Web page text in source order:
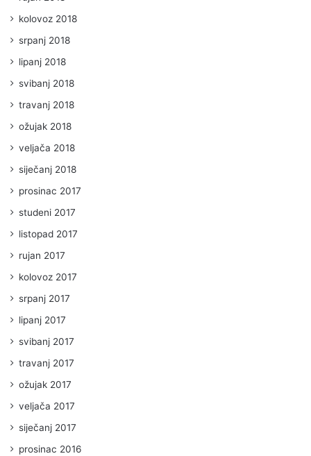
kolovoz 2018
srpanj 2018
lipanj 2018
svibanj 2018
travanj 2018
ožujak 2018
veljača 2018
siječanj 2018
prosinac 2017
studeni 2017
listopad 2017
rujan 2017
kolovoz 2017
srpanj 2017
lipanj 2017
svibanj 2017
travanj 2017
ožujak 2017
veljača 2017
siječanj 2017
prosinac 2016